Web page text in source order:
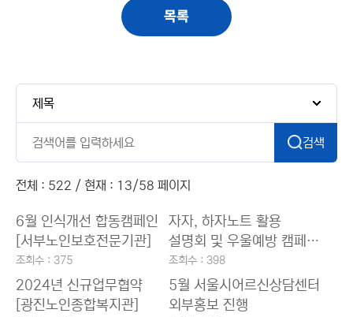
목록
검색
전체 : 522 / 현재 : 13/58 페이지
6월 인식개선 합동캠페인
[서부노인보호전문기관]
조회수 : 375
자자, 하자노트 활용
설명회 및 우울예방 캠페인
[월계노인복지관]
조회수 : 398
2024년 신규업무협약
[광진노인종합복지관]
5월 서울시어르신상담센터
외부홍보 진행